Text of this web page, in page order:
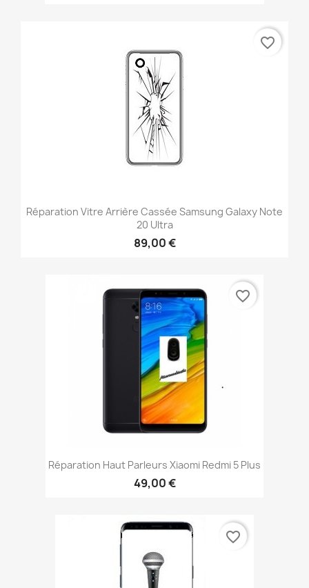
Réparation Vitre Arrière Cassée Samsung Galaxy Note
20 Ultra
89,00 €
favorite_border
Réparation Haut Parleurs Xiaomi Redmi 5 Plus
49,00 €
favorite_border
favorite_border